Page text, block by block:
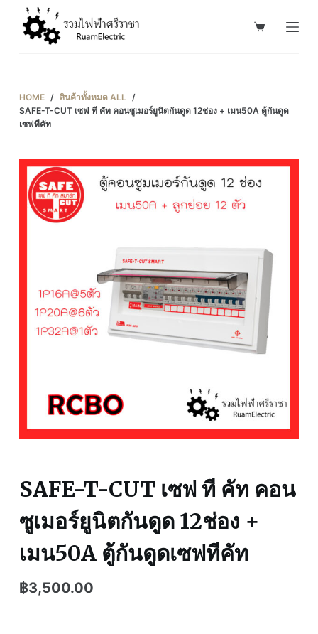
o
c
HOME / สินค้าทั้งหมด ALL /
SAFE-T-CUT เซฟ ที คัท คอนซูเมอร์ยูนิตกันดูด 12ช่อง + เมน50A ตู้กันดูด
เซฟทีคัท
SAFE-T-CUT เซฟ ที คัท คอน
ซูเมอร์ยูนิตกันดูด 12ช่อง +
เมน50A ตู้กันดูดเซฟทีคัท
฿3,500.00